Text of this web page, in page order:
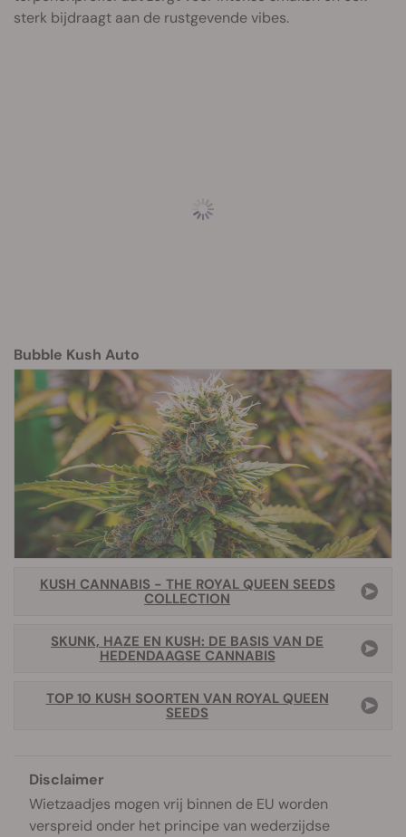
sterk bijdraagt aan de rustgevende vibes.
Bubble Kush Auto
KUSH CANNABIS - THE ROYAL QUEEN SEEDS
COLLECTION
SKUNK, HAZE EN KUSH: DE BASIS VAN DE
HEDENDAAGSE CANNABIS
TOP 10 KUSH SOORTEN VAN ROYAL QUEEN
SEEDS
Disclaimer
Wietzaadjes mogen vrij binnen de EU worden
verspreid onder het principe van wederzijdse